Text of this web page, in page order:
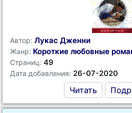
Автор: Лукас Дженни
Жанр: Короткие любовные
Страниц: 49
Дата добавления: 26-07-2020
Читать